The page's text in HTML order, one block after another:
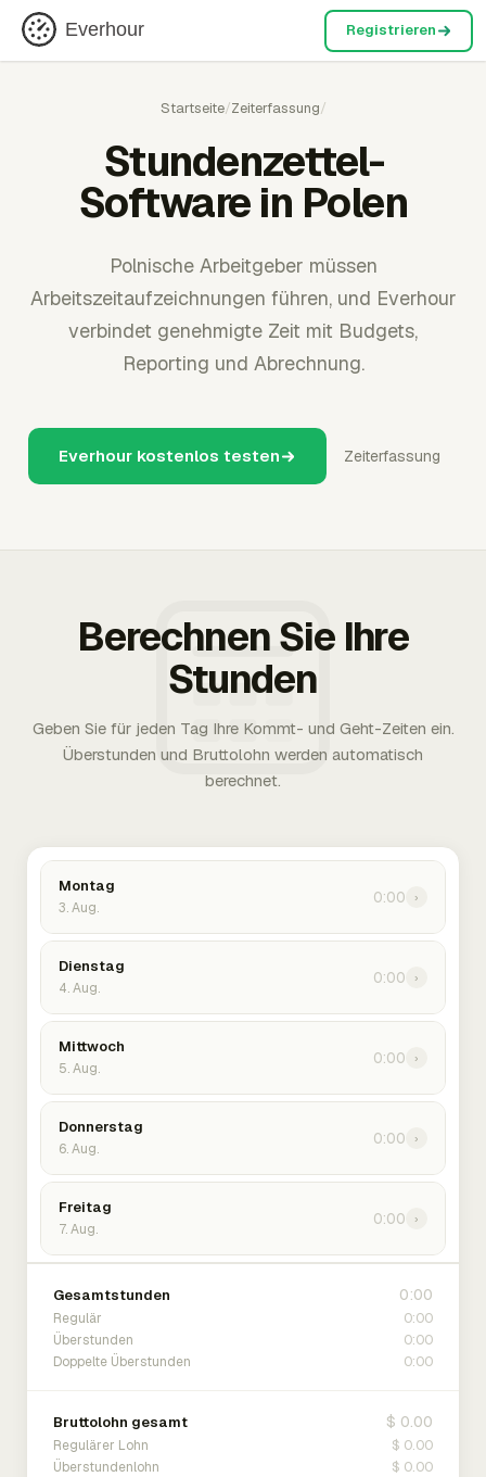
Everhour Registrieren
Startseite/Zeiterfassung/
Stundenzettel-
Software in Polen
Polnische Arbeitgeber müssen
Arbeitszeitaufzeichnungen führen, und Everhour
verbindet genehmigte Zeit mit Budgets,
Reporting und Abrechnung.
Everhour kostenlos testen Zeiterfassung
Berechnen Sie Ihre
Stunden
Geben Sie für jeden Tag Ihre Kommt- und Geht-Zeiten ein.
Überstunden und Bruttolohn werden automatisch
berechnet.
Montag
3. Aug.
0:00 ›
Dienstag
4. Aug.
0:00 ›
Mittwoch
5. Aug.
0:00 ›
Donnerstag
6. Aug.
0:00 ›
Freitag
7. Aug.
0:00 ›
Gesamtstunden 0:00
Regulär 0:00
Überstunden 0:00
Doppelte Überstunden 0:00
Bruttolohn gesamt $ 0.00
Regulärer Lohn $ 0.00
Überstundenlohn $ 0.00